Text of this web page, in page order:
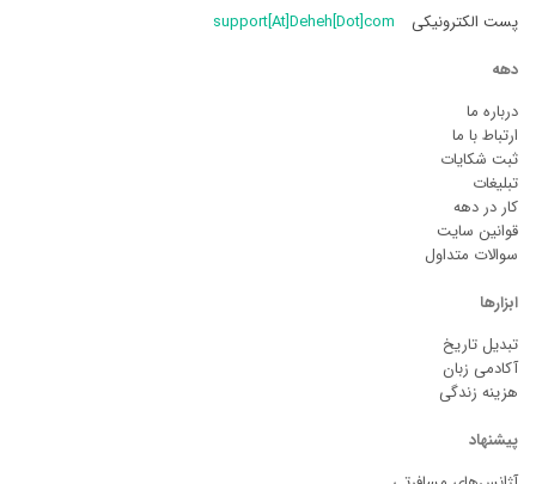
پست الکترونیکی
support[At]Deheh[Dot]com
دهه
درباره ما
ارتباط با ما
ثبت شکایات
تبلیغات
کار در دهه
قوانین سایت
سوالات متداول
ابزارها
تبدیل تاریخ
آکادمی زبان
هزینه زندگی
پیشنهاد